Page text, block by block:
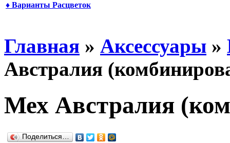
♦ Варианты Расцветок
Главная » Аксессуары »
Австралия
Мех Австралия
Поделиться…